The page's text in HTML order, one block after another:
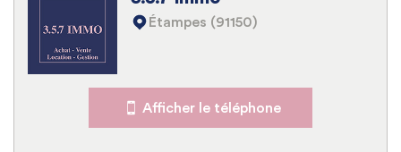
École primaire
Bureau de poste
Étampes (91150)
Afficher le téléphone